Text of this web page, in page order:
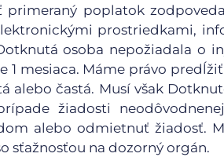
primeraný poplatok
prostriedkami,
osoba nepožiadala o
1 mesiaca. Máme právo
alebo častá. Musí však
žiadosti
alebo odmietnuť žiadosť.
sťažnosťou na dozorný orgán.